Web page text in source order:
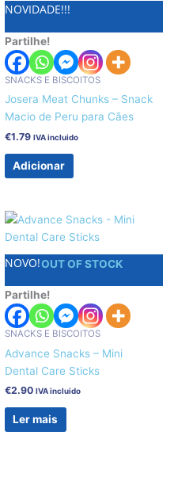
NOVIDADE!!!
Partilhe!
SNACKS E BISCOITOS
Josera Meat Chunks – Snack
Macio de Peru para Cães
€1.79 IVA incluido
Adicionar
NOVO!OUT OF STOCK
Partilhe!
SNACKS E BISCOITOS
Advance Snacks – Mini
Dental Care Sticks
€2.90 IVA incluido
Ler mais